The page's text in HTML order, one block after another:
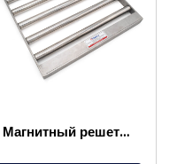
Магнитный решеточный сепаратор 420×420 мм